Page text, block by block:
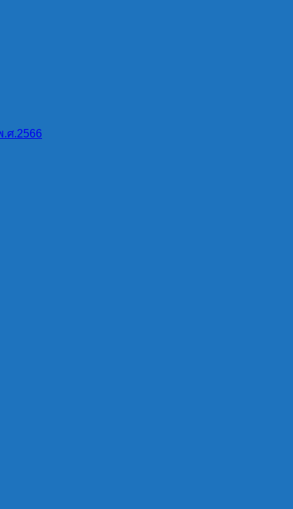
ศ.2566
กบ้านปากไม้แดงมาอยู่ที่เด่นผา เนื่องจากอยู่ใกล้ที่ทำกิ
านสบป่องเนื่องจากที่บ้านปางมะผ้าเป็นบริเวณพื้นที่ลุ่
ของ จสต.อินสอน ทาคำมา , จสต.ผิน นากน้อย ฯลฯ
มของ นายอ่อง อินนุ่ม และเพื่อน โดยนำเงินของตนเองจ
มาณ ๕๐๐-๗๐๐ บาท เป็นค่าวัสดุอุปกรณ์ในการก่อสร้าง ซึ่
ไม้ในพื้นที่ได้นำคนและช้าง เข้ามาตัดไม้และชักลากเพื่
านสบป่องเนื่องจากมีวัดและโรงเรียน สะดวกต่อการท
าน และส่วนราชการ รัฐวิสาหกิจ เป็นเหตุให้ชุมชนขยา
“สบ